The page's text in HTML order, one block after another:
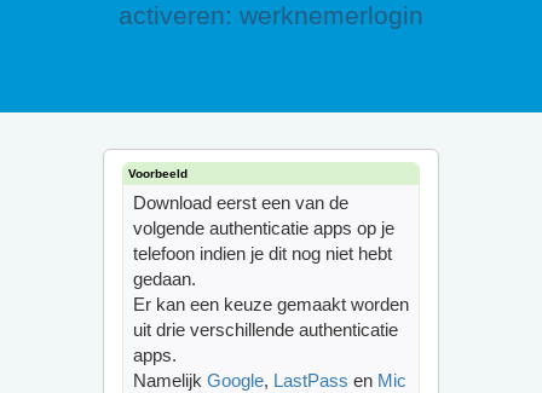
activeren: werknemerlogin
Download eerst een van de
volgende authenticatie apps op je
telefoon indien je dit nog niet hebt
gedaan.
Er kan een keuze gemaakt worden
uit drie verschillende authenticatie
apps.
Namelijk Google, LastPass en Mic